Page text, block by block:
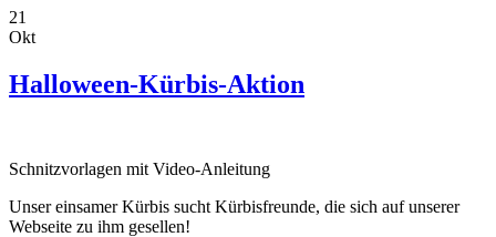
21
Okt
Halloween-Kürbis-Aktion
Schnitzvorlagen mit Video-Anleitung
Unser einsamer Kürbis sucht Kürbisfreunde, die sich auf unserer
Webseite zu ihm gesellen!